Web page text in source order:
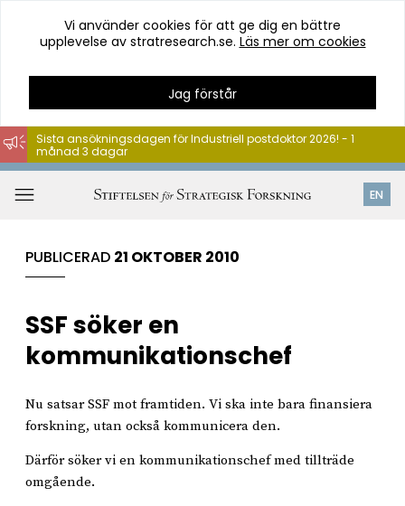
Hoppa
till
innehåll
Vi använder cookies för att ge dig en bättre
upplevelse av stratresearch.se. Läs mer om cookies
Jag förstår
EN
Sista ansökningsdagen för Industriell postdoktor 2026! - 1
månad 3 dagar
PUBLICERAD 21 OKTOBER 2010
SSF söker en
kommunikationschef
Nu satsar SSF mot framtiden. Vi ska inte bara finansiera
forskning, utan också kommunicera den.
Därför söker vi en kommunikationschef med tillträde
omgående.